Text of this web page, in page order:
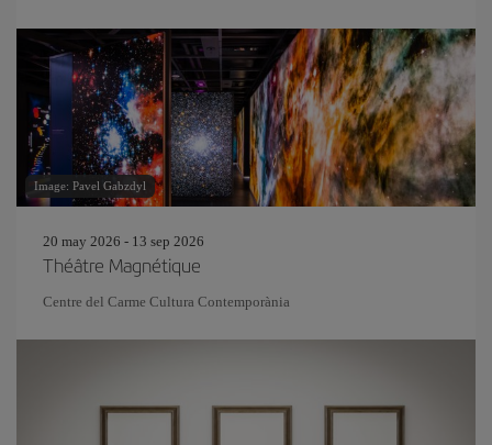
Image: Pavel Gabzdyl
20 may 2026 - 13 sep 2026
Théâtre Magnétique
Centre del Carme Cultura Contemporània